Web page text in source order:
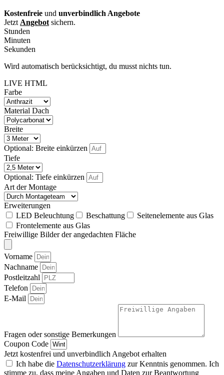
Kostenfreie und unverbindlich Angebote
Jetzt Angebot sichern.
Stunden
Minuten
Sekunden
Wird automatisch berücksichtigt, du musst nichts tun.
LIVE HTML
Farbe
Material Dach
Breite
Optional: Breite einkürzen
Tiefe
Optional: Tiefe einkürzen
Art der Montage
Erweiterungen
LED Beleuchtung
Beschattung
Seitenelemente aus Glas
Frontelemente aus Glas
Freiwillige Bilder der angedachten Fläche
Vorname
Nachname
Postleitzahl
Telefon
E-Mail
Fragen oder sonstige Bemerkungen
Coupon Code
Jetzt kostenfrei und unverbindlich Angebot erhalten
Ich habe die Datenschutzerklärung zur Kenntnis genommen. Ich
stimme zu, dass meine Angaben und Daten zur Beantwortung